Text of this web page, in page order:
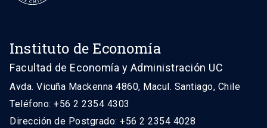
Instituto de Economía
Facultad de Economía y Administración UC
Avda. Vicuña Mackenna 4860, Macul. Santiago, Chile
Teléfono: +56 2 2354 4303
Dirección de Postgrado: +56 2 2354 4028